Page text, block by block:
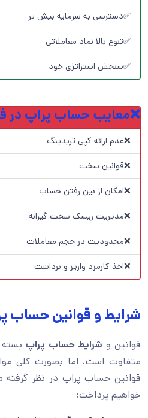
✅دسترسی به سرمایه بیش تر
✅تنوع بالا نماد معاملاتی
✅سنجش استراتژی خود
❌معایب حساب پراپ در
❌عدم ارائه کپی تریدینگ
❌قوانین سخت
❌امکان از بین رفتن حساب
❌مدیریت ریسک سخت گیرانه
❌محدودیت در حجم معاملات
❌اخذ کارمزد واریز و برداشت
شرایط و قوانین حساب
قوانین وشرایط حساب پراپ
متفاوت است. اما بصورت کلی
قوانین حساب پراپ در نظر گرفته
خواهیم پرداخت: